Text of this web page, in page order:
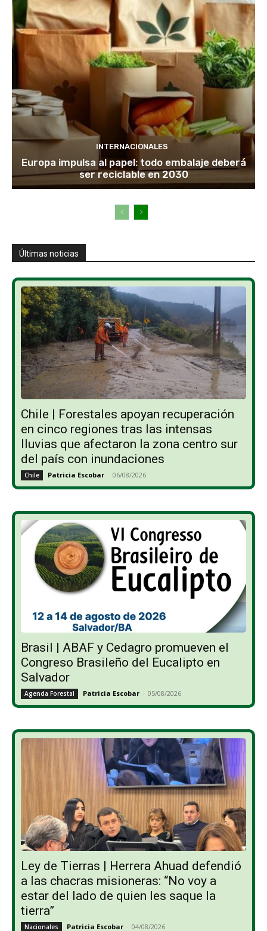
INTERNACIONALES
Europa impulsa al papel: todo embalaje deberá
ser reciclable en 2030
Últimas noticias
Chile | Forestales apoyan recuperación
en cinco regiones tras las intensas
lluvias que afectaron la zona centro sur
del país con inundaciones
Chile Patricia Escobar - 06/08/2026
Brasil | ABAF y Cedagro promueven el
Congreso Brasileño del Eucalipto en
Salvador
Agenda Forestal Patricia Escobar - 05/08/2026
Ley de Tierras | Herrera Ahuad defendió
a las chacras misioneras: “No voy a
estar del lado de quien les saque la
tierra”
Nacionales Patricia Escobar - 04/08/2026